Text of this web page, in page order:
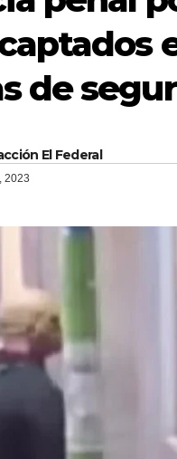
de
El Federal
2023